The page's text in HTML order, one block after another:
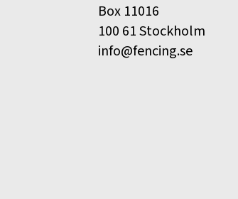
Box 11016
100 61 Stockholm
info@fencing.se